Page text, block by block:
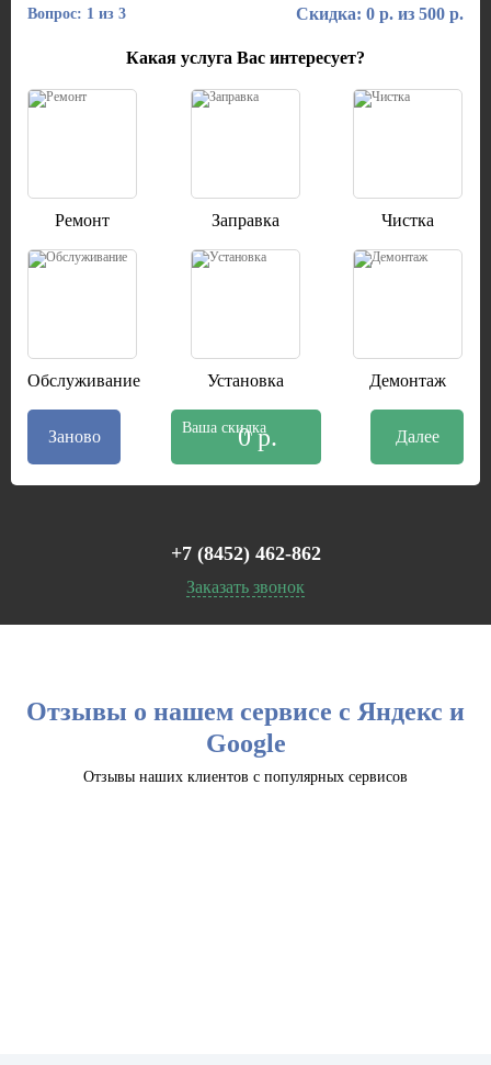
Ваша скидка
0 р.
Скидка: 0 р. из 500 р.
Какая услуга Вас интересует?
Ремонт Заправка Чистка
Обслуживание Установка Демонтаж
Вопрос: 1 из 3
Заново
+7 (8452) 462-862
Заказать звонок
Отзывы о нашем сервисе с Яндекс и
Google
Отзывы наших клиентов с популярных сервисов